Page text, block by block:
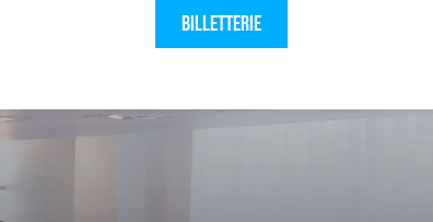
Billetterie